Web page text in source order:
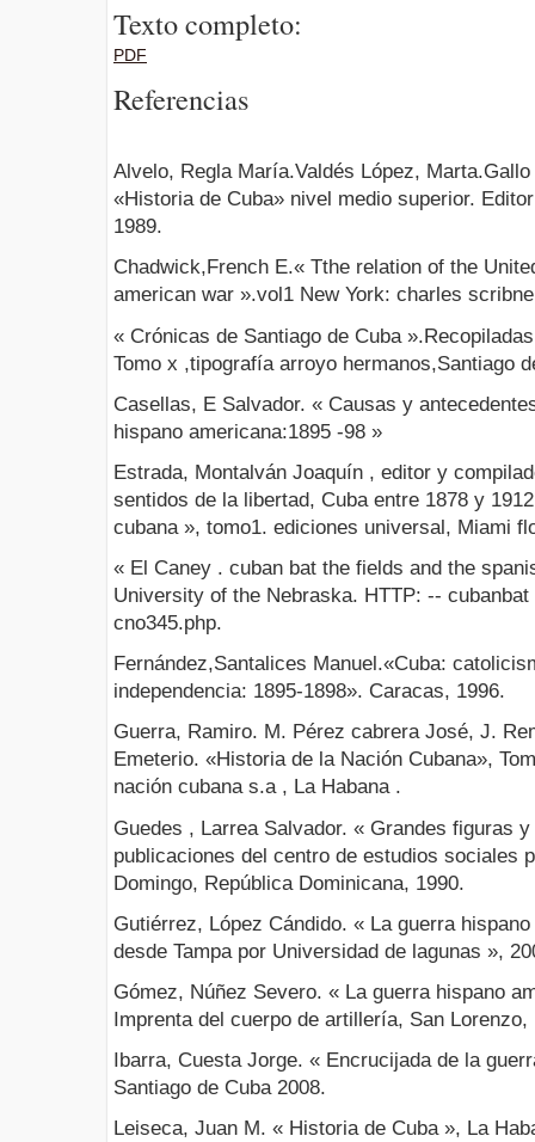
Texto completo:
PDF
Referencias
Alvelo, Regla María.Valdés López,
«Historia de Cuba» nivel medio superior.
1989.
Chadwick,French E.« Tthe relation of the
american war ».vol1 New York: charles
« Crónicas de Santiago de Cuba
Tomo x ,tipografía arroyo hermanos,Santiago
Casellas, E Salvador. « Causas y
hispano americana:1895 -98 »
Estrada, Montalván Joaquín , editor y
sentidos de la libertad, Cuba entre 1878 y
cubana », tomo1. ediciones universal, Miami
« El Caney . cuban bat the fields and the
University of the Nebraska. HTTP: --
cno345.php.
Fernández,Santalices Manuel.«Cuba:
independencia: 1895-1898». Caracas, 1996.
Guerra, Ramiro. M. Pérez cabrera José, J.
Emeterio. «Historia de la Nación Cubana»,
nación cubana s.a , La Habana .
Guedes , Larrea Salvador. « Grandes figuras
publicaciones del centro de estudios sociales
Domingo, República Dominicana, 1990.
Gutiérrez, López Cándido. « La guerra
desde Tampa por Universidad de lagunas »,
Gómez, Núñez Severo. « La guerra hispano
Imprenta del cuerpo de artillería, San
Ibarra, Cuesta Jorge. « Encrucijada de la
Santiago de Cuba 2008.
Leiseca, Juan M. « Historia de Cuba », La